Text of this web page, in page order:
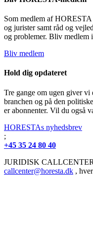
Som medlem af
og jurister samt råd og
og problemer. Bliv medlem
Bliv medlem
Hold dig opdateret
Tre gange om ugen giver
branchen og på den
er abonnenter. Vil du også
HORESTAs nyhedsbrev
;
+45 35 24 80 40
JURIDISK CALLCENTER
callcenter@horesta.dk ,